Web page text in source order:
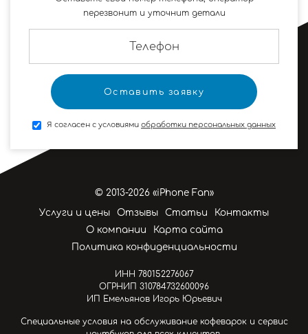
перезвонит и уточнит детали
Я согласен с условиями обработки персональных данных
© 2013-2026 «iPhone Fan»
Услуги и цены
Отзывы Статьи
Контакты
О компании
Карта сайта
Политика конфиденциальности
ИНН 780152276067
ОГРНИП 310784732600096
ИП Емельянов Игорь Юрьевич
Специальные условия на обслуживание кофеварок и сервис